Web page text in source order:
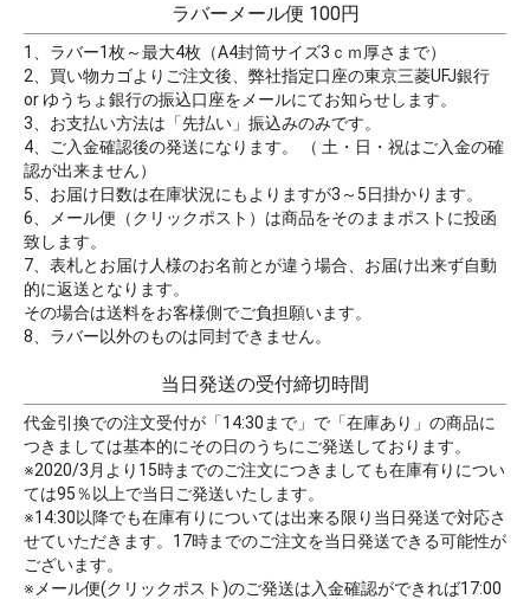
ラバーメール便 100円
1、ラバー1枚～最大4枚（A4封筒サイズ3ｃｍ厚さまで）
2、買い物カゴよりご注文後、弊社指定口座の東京三菱UFJ銀行
or ゆうちょ銀行の振込口座をメールにてお知らせします。
3、お支払い方法は「先払い」振込みのみです。
4、ご入金確認後の発送になります。 （ 土・日・祝はご入金の確
認が出来ません）
5、お届け日数は在庫状況にもよりますが3～5日掛かります。
6、メール便（クリックポスト）は商品をそのままポストに投函
致します。
7、表札とお届け人様のお名前とが違う場合、お届け出来ず自動
的に返送となります。
その場合は送料をお客様側でご負担願います。
8、ラバー以外のものは同封できません。
当日発送の受付締切時間
代金引換での注文受付が「14:30まで」で「在庫あり」の商品に
つきましては基本的にその日のうちにご発送しております。
※2020/3月より15時までのご注文につきましても在庫有りについ
ては95％以上で当日ご発送いたします。
※14:30以降でも在庫有りについては出来る限り当日発送で対応さ
せていただきます。17時までのご注文を当日発送できる可能性が
ございます。
※メール便(クリックポスト)のご発送は入金確認ができれば17:00